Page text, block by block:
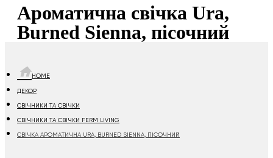
Ароматична свічка Ura,
Burned Sienna, пісочний
HOME
ДЕКОР
СВІЧНИКИ ТА СВІЧКИ
СВІЧНИКИ ТА СВІЧКИ FERM LIVING
СВІЧКА АРОМАТИЧНА URA, BURNED SIENNA, ПІСОЧНИЙ